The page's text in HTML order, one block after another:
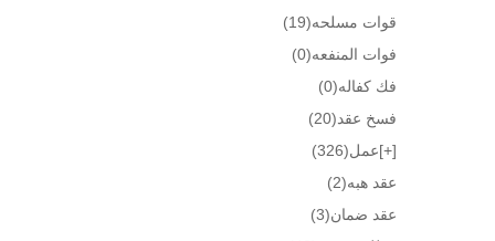
قوات مسلحه(19)
فوات المنفعه(0)
فك كفاله(0)
فسخ عقد(20)
[+]عمل(326)
عقد هبه(2)
عقد ضمان(3)